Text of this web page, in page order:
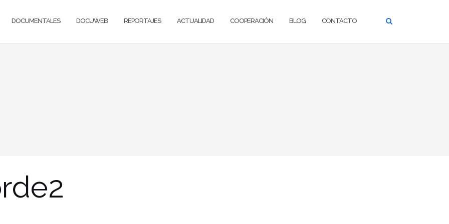
DOCUMENTALES DOCUWEB REPORTAJES ACTUALIDAD COOPERACIÓN BLOG CONTACTO